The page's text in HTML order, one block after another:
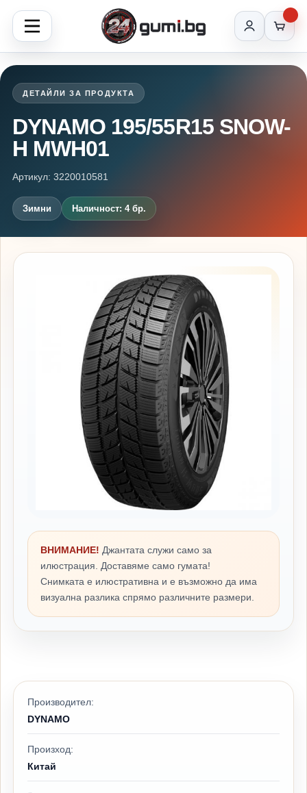
ДЕТАЙЛИ ЗА ПРОДУКТА
DYNAMO 195/55R15 SNOW-
H MWH01
Артикул: 3220010581
Зимни Наличност: 4 бр.
ВНИМАНИЕ! Джантата служи само за
илюстрация. Доставяме само гумата!
Снимката е илюстративна и е възможно да има
визуална разлика спрямо различните размери.
Производител:
DYNAMO
Произход:
Китай